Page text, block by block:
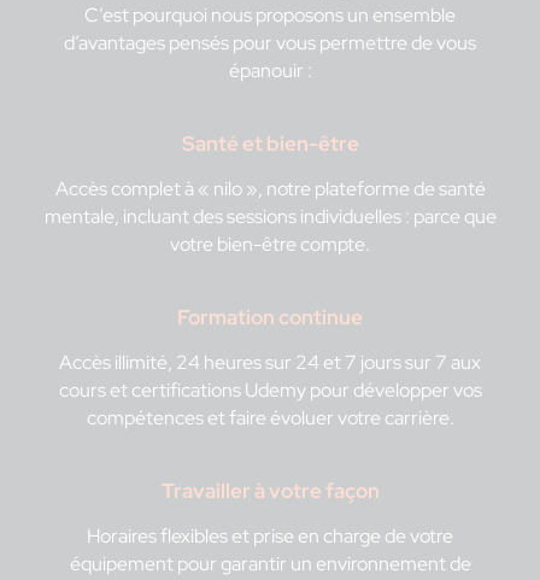
C’est pourquoi nous proposons un ensemble
d’avantages pensés pour vous permettre de vous
épanouir :
Santé et bien-être
Accès complet à « nilo », notre plateforme de santé
mentale, incluant des sessions individuelles : parce que
votre bien-être compte.
Formation continue
Accès illimité, 24 heures sur 24 et 7 jours sur 7 aux
cours et certifications Udemy pour développer vos
compétences et faire évoluer votre carrière.
Travailler à votre façon
Horaires flexibles et prise en charge de votre
équipement pour garantir un environnement de